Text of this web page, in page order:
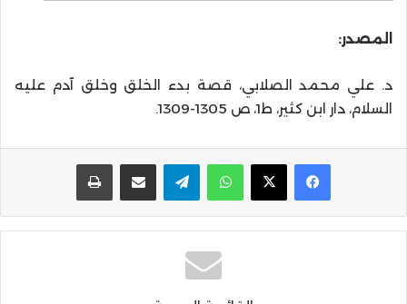
المصدر:
د. علي محمد الصلابي، قصة بدء الخلق وخلق آدم عليه
السلام، دار ابن كثير، ط1، ص 1305-1309.
واتساب تيلقرام مشاركة عبر البريد